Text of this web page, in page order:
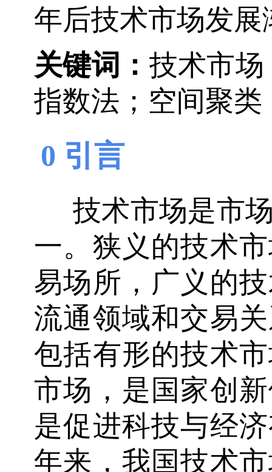
年后技术市场发展
关键词 ： 技术市场
指数法；空间聚类
0 引言
技术市场是市
一。狭义的技术
易场所，广义的
流通领域和交易
包括有形的技术
市场，是国家创
是促进科技与经
年来，我国技术